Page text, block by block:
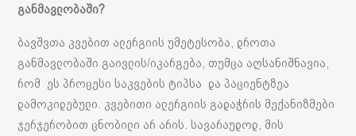
განმავლობაში?
ბავშვთა კვებით ალერგიის უმეტესობა, დროთა
განმავლობაში გაივლის/იკარგება, თუმცა აღსანიშნავია,
რომ ეს პროცესი საკვების ტიპსა და პაციენტზეა
დამოკიდებული. კვებითი ალერგიის გადაჭრის მექანიზმები
ჯერჯერობით ცნობილი არ არის. სავარაუდოდ, მის